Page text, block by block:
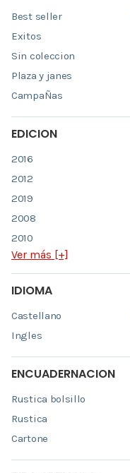
Best seller
Exitos
Sin coleccion
Plaza y janes
CampaÑas
EDICION
2016
2012
2019
2008
2010
Ver más [+]
IDIOMA
Castellano
Ingles
ENCUADERNACION
Rustica bolsillo
Rustica
Cartone